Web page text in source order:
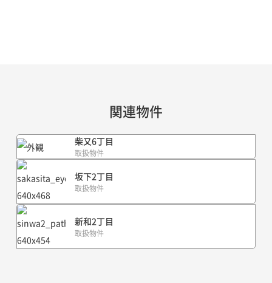
関連物件
柴又6丁目
取扱物件
坂下2丁目
取扱物件
新和2丁目
取扱物件